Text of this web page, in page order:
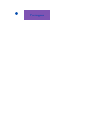
Распродажа!